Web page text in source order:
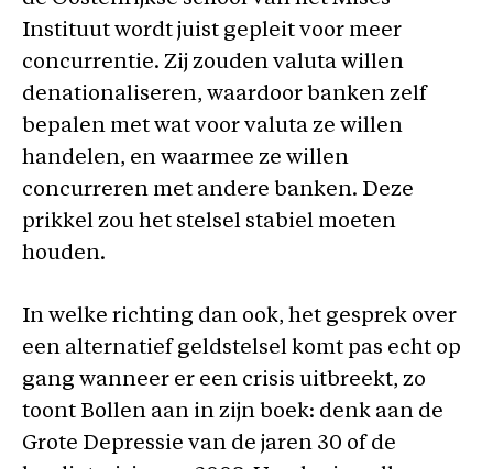
Instituut wordt juist gepleit voor meer
concurrentie. Zij zouden valuta willen
denationaliseren, waardoor banken zelf
bepalen met wat voor valuta ze willen
handelen, en waarmee ze willen
concurreren met andere banken. Deze
prikkel zou het stelsel stabiel moeten
houden.
In welke richting dan ook, het gesprek over
een alternatief geldstelsel komt pas echt op
gang wanneer er een crisis uitbreekt, zo
toont Bollen aan in zijn boek: denk aan de
Grote Depressie van de jaren 30 of de